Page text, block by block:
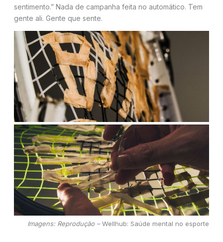
sentimento.” Nada de campanha feita no automático. Tem
gente ali. Gente que sente.
Imagens: Reprodução –Wellhub: Saúde mental no esporte